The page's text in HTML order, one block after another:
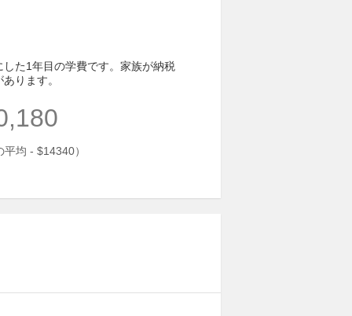
た1年目の学費です。家族が納税
ります。
均 - $14340）